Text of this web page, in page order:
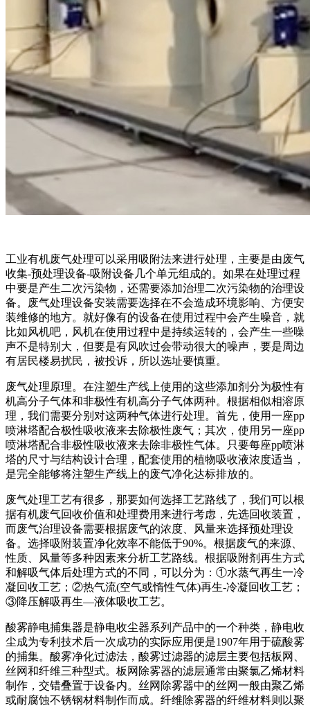
工业有机废气处理可以采用吸附法来进行处理，主要是由废气
收集-预处理设备-吸附设备几个单元组成的。如果在处理过程
中要是产生二次污染物，还需要添加治理二次污染物的治理设
备。废气处理设备安装需要选择在不会造成环境影响、方便安
装维修的地方。就好像有的设备在使用过程中会产生噪音，就
比如风机吧，风机在使用过程中是持续运转的，会产生一些噪
声不是特别大，但要是有风吹过会带动很大的噪声，要是周边
有居民楼易扰民，被投诉，所以选址要慎重。
废气处理原理。在注塑生产线上使用的这些添加剂分为极性有
机高分子气体和非极性有机高分子气体两种。根据相似相溶原
理，我们需要分别对这两种气体进行处理。首先，使用一座pp
喷淋塔配合极性吸收液来去除极性废气；其次，使用另一座pp
喷淋塔配合非极性吸收液来去除非极性气体。只要每座pp喷淋
塔的尺寸与结构设计合理，配套使用的植物吸收液浓度适当，
是完全能够将注塑生产线上的废气净化达标排放的。
废气处理工艺有很多，那要如何选择工艺路线了，我们可以根
据有机废气回收价值和处理费用来进行考虑，先选回收装置，
而废气治理设备需要根据废气的浓度、风量来选择预处理设
备。选择吸附装置净化效率不能低于90%。根据废气的来源、
性质、风量等多种因素来分析工艺路线。根据吸附剂再生方式
和解吸气体后处理方式的不同，可以分为：①水蒸气再生一冷
凝回收工艺；②热气流(空气或惰性气体)再生-冷凝回收工艺；
③降压解吸再生—液体吸收工艺。
酸雾静电捕集器是静电收尘器系列产品中的一个种类，静电收
尘成为专利技术后一次成功的实际应用便是1907年用于硫酸雾
的捕集。酸雾净化过滤法，酸雾过滤器的滤层主要包括板网、
丝网和纤维三种型式。板网除雾器的滤层通常由聚氯乙烯材料
制作，交错叠置于设备内。丝网除雾器中的丝网一般由聚乙烯
或耐腐蚀不锈钢材料制作而成。纤维除雾器的纤维材料则以聚